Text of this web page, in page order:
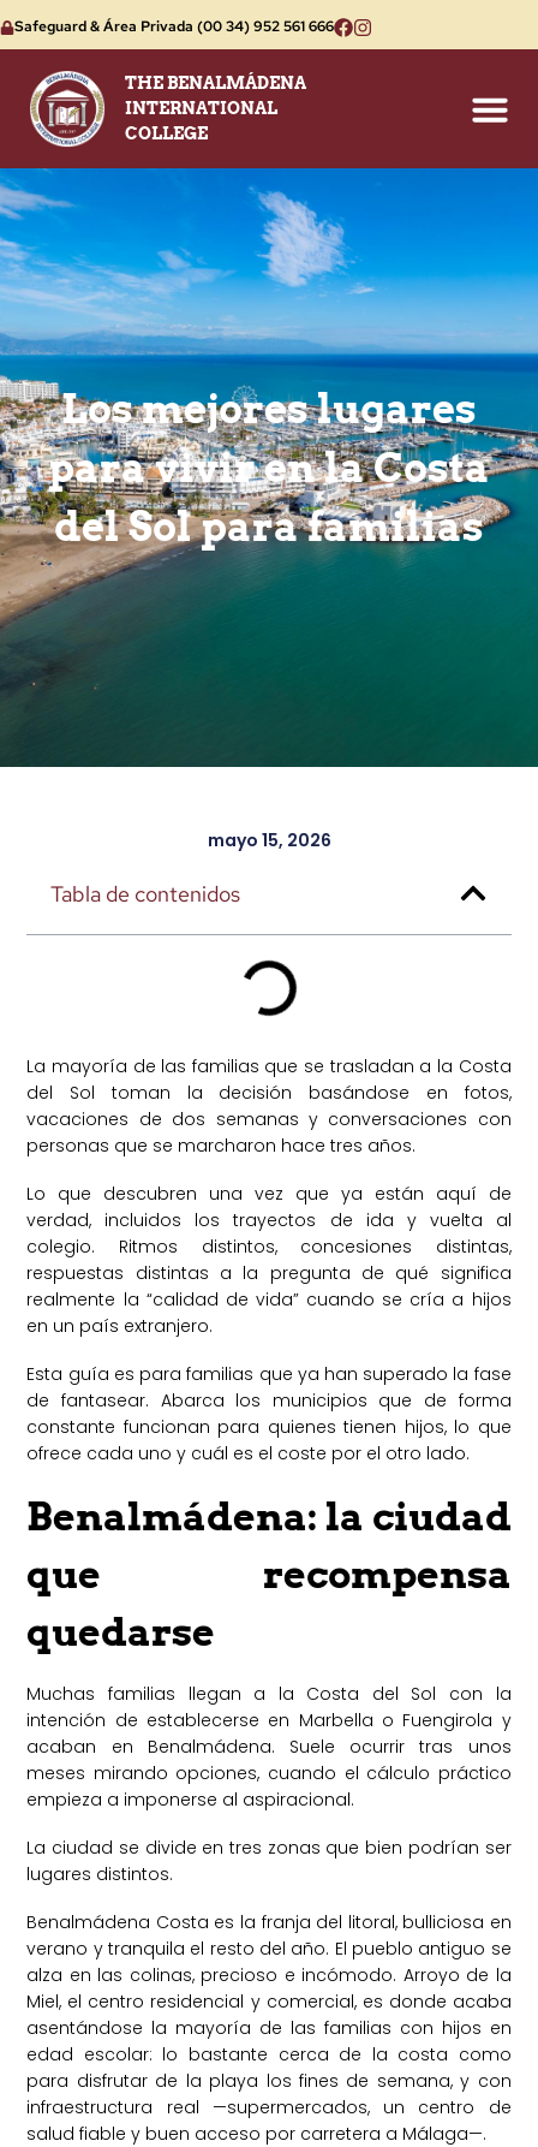
Safeguard & Área Privada (00 34) 952 561 666
THE BENALMÁDENA
INTERNATIONAL
COLLEGE
Los mejores lugares
para vivir en la Costa
del Sol para familias
mayo 15, 2026
Tabla de contenidos
La mayoría de las familias que se trasladan a la Costa
del Sol toman la decisión basándose en fotos,
vacaciones de dos semanas y conversaciones con
personas que se marcharon hace tres años.
Lo que descubren una vez que ya están aquí de
verdad, incluidos los trayectos de ida y vuelta al
colegio. Ritmos distintos, concesiones distintas,
respuestas distintas a la pregunta de qué significa
realmente la “calidad de vida” cuando se cría a hijos
en un país extranjero.
Esta guía es para familias que ya han superado la fase
de fantasear. Abarca los municipios que de forma
constante funcionan para quienes tienen hijos, lo que
ofrece cada uno y cuál es el coste por el otro lado.
Benalmádena: la ciudad
que recompensa
quedarse
Muchas familias llegan a la Costa del Sol con la
intención de establecerse en Marbella o Fuengirola y
acaban en Benalmádena. Suele ocurrir tras unos
meses mirando opciones, cuando el cálculo práctico
empieza a imponerse al aspiracional.
La ciudad se divide en tres zonas que bien podrían ser
lugares distintos.
Benalmádena Costa es la franja del litoral, bulliciosa en
verano y tranquila el resto del año. El pueblo antiguo se
alza en las colinas, precioso e incómodo. Arroyo de la
Miel, el centro residencial y comercial, es donde acaba
asentándose la mayoría de las familias con hijos en
edad escolar: lo bastante cerca de la costa como
para disfrutar de la playa los fines de semana, y con
infraestructura real —supermercados, un centro de
salud fiable y buen acceso por carretera a Málaga—.